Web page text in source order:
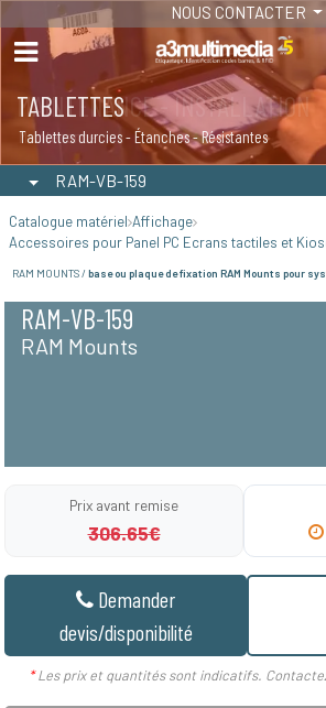
NOUS CONTACTER
TABLETTES
Tablettes durcies - Étanches - Résistantes
RAM-VB-159
Catalogue matériel Affichage
Accessoires pour Panel PC Ecrans tactiles et
RAM MOUNTS / base ou plaque de fixation RAM Mounts pour
RAM-VB-159
RAM Mounts
Prix avant remise
306.65€
Demander
devis/disponibilité
*Les prix et quantités sont indicatifs.